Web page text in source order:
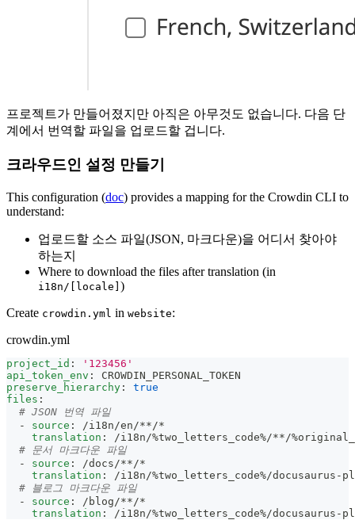
프로젝트가 만들어졌지만 아직은 아무것도 없습니다. 다음 단
계에서 번역할 파일을 업로드할 겁니다.
크라우드인 설정 만들기
This configuration (doc) provides a mapping for the Crowdin CLI to
understand:
업로드할 소스 파일(JSON, 마크다운)을 어디서 찾아야
하는지
Where to download the files after translation (in
i18n/[locale] )
Create crowdin.yml in website:
crowdin.yml
project_id :
'123456'
api_token_env :
CROWDIN_PERSONAL_TOKEN
preserve_hierarchy :
true
files :
# JSON 번역 파일
-
source : /i18n/en/**/*
translation : /i18n/%two_letters_code%/**/
# 문서 마크다운 파일
-
source : /docs/**/*
translation : /i18n/%two_letters_code%/docusaurus -
# 블로그 마크다운 파일
-
source : /blog/**/*
translation : /i18n/%two_letters_code%/docusaurus -